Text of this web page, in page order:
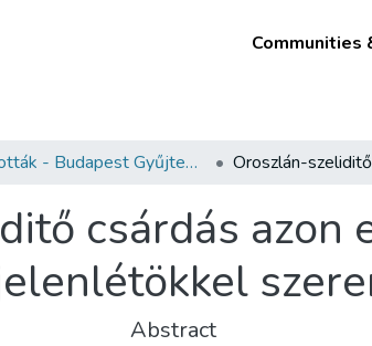
Communities
Kották - Budapest Gyűjtemény
csárdás azon
Abstract